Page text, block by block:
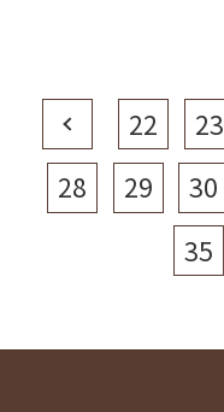
Prev 22 23
28
29 30
35